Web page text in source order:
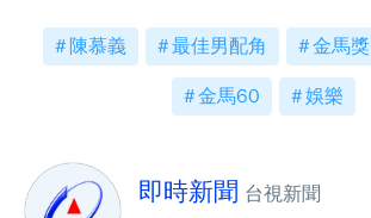
陳慕義 最佳男配角 金馬獎
金馬60 娛樂
即時新聞 台視新聞